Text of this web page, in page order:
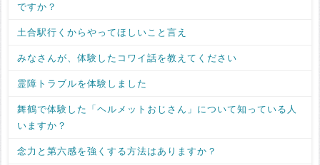
ですか？
土合駅行くからやってほしいこと言え
みなさんが、体験したコワイ話を教えてください
霊障トラブルを体験しました
舞鶴で体験した「ヘルメットおじさん」について知っている人
いますか？
念力と第六感を強くする方法はありますか？